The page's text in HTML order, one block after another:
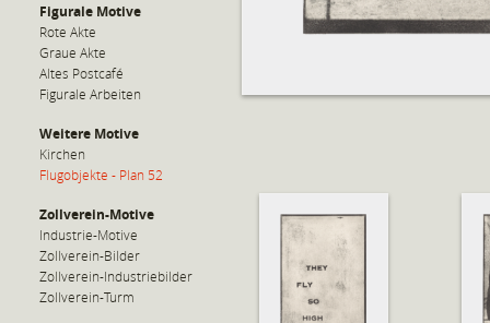
Figurale Motive
Rote Akte
Graue Akte
Altes Postcafé
Figurale Arbeiten
Weitere Motive
Kirchen
Flugobjekte - Plan 52
Zollverein-Motive
Industrie-Motive
Zollverein-Bilder
Zollverein-Industriebilder
Zollverein-Turm